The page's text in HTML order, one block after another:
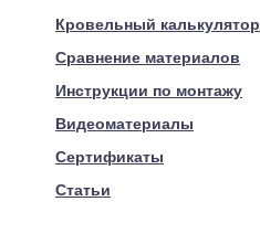
Кровельный калькулятор
Сравнение материалов
Инструкции по монтажу
Видеоматериалы
Сертификаты
Статьи